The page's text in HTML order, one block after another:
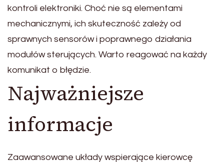
kontroli elektroniki. Choć nie są elementami
mechanicznymi, ich skuteczność zależy od
sprawnych sensorów i poprawnego działania
modułów sterujących. Warto reagować na każdy
komunikat o błędzie.
Najważniejsze
informacje
Zaawansowane układy wspierające kierowcę